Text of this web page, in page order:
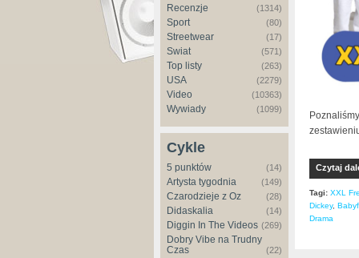
Recenzje (1314)
Sport (80)
Streetwear (17)
Świat (571)
Top listy (263)
USA (2279)
Video (10363)
Wywiady (1099)
Cykle
5 punktów (14)
Artysta tygodnia (149)
Czarodzieje z Oz (28)
Didaskalia (14)
Diggin In The Videos (269)
Dobry Vibe na Trudny
Czas
(22)
Czytaj
Tagi: XXL
Dickey,
Drama